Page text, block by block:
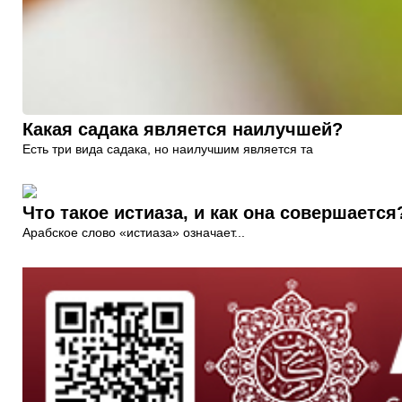
Какая садака является наилучшей?
Есть три вида садака, но наилучшим является та
Что такое истиаза, и как она
Арабское слово «истиаза» означает...